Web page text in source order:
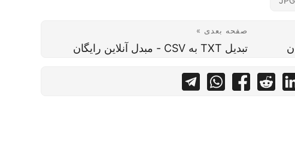
صفحه بعدی »
تبدیل TXT به CSV - مبدل آنلاین رایگان